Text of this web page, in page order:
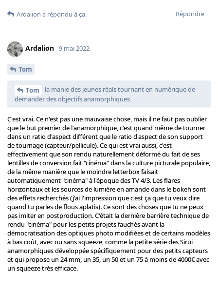
Répondre
Ardalion a répondu à ça.
Ardalion 9 mai 2022
Tom
Tom
la manie des jeunes réals tournant en numérique de
demander des objectifs anamorphiques
C'est vrai. Ce n'est pas une mauvaise chose, mais il ne faut pas oublier
que le but premier de l'anamorphique, c'est quand même de tourner
dans un ratio d'aspect différent que le ratio d'aspect de son support
de tournage (capteur/pellicule). Ce qui est vrai aussi, c'est
effectivement que son rendu naturellement déformé du fait de ses
lentilles de conversion fait "cinéma" dans la culture picturale populaire,
de la même manière que le moindre letterbox faisait
automatiquement "cinéma" à l'époque des TV 4/3. Les flares
horizontaux et les sources de lumière en amande dans le bokeh sont
des effets recherchés (j'ai l'impression que c'est ça que tu veux dire
quand tu parles de flous aplatis). Ce sont des choses que tu ne peux
pas imiter en postproduction. C'était la dernière barrière technique de
rendu "cinéma" pour les petits projets fauchés avant la
démocratisation des optiques photo modifiées et de certains modèles
à bas coût, avec ou sans squeeze, comme la petite série des Sirui
anamorphiques développée spécifiquement pour des petits capteurs
et qui propose un 24 mm, un 35, un 50 et un 75 à moins de 4000€ avec
un squeeze très efficace.